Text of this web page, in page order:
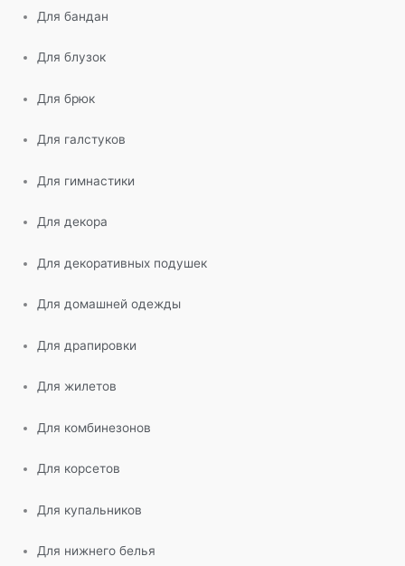
Для бандан
Для блузок
Для брюк
Для галстуков
Для гимнастики
Для декора
Для декоративных подушек
Для домашней одежды
Для драпировки
Для жилетов
Для комбинезонов
Для корсетов
Для купальников
Для нижнего белья